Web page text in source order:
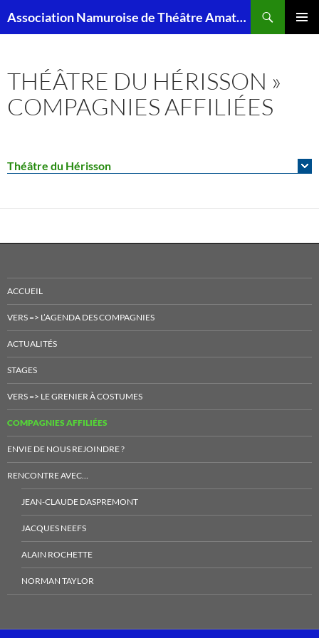
au
Association Namuroise de Théâtre Amateur – ANTA
THÉÂTRE DU HÉRISSON »
COMPAGNIES AFFILIÉES
Théâtre du Hérisson
ACCUEIL
VERS => L’AGENDA DES COMPAGNIES
ACTUALITÉS
STAGES
VERS => LE GRENIER À COSTUMES
COMPAGNIES AFFILIÉES
ENVIE DE NOUS REJOINDRE ?
RENCONTRE AVEC…
JEAN-CLAUDE DASPREMONT
JACQUES NEEFS
ALAIN ROCHETTE
NORMAN TAYLOR